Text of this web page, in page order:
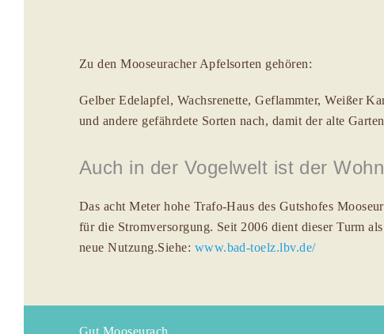
Zu den Mooseuracher Apfelsorten gehören:
Gelber Edelapfel, Wachsrenette, Geflammter, Weißer
und andere gefährdete Sorten nach, damit der alte
Auch in der Vogelwelt ist der
Das acht Meter hohe Trafo-Haus des Gutshofes
für die Stromversorgung. Seit 2006 dient dieser Turm
neue Nutzung.Siehe: www.bad-toelz.lbv.de/
Gut Mooseurach